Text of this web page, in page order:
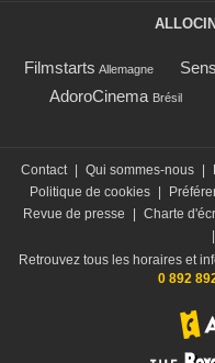
Filmstarts Allemagne
AdoroCinema Brésil
Contact Qui sommes-nous
Politique de cookies
Revue de presse
Charte
Retrouvez tous les horaires et
0 892